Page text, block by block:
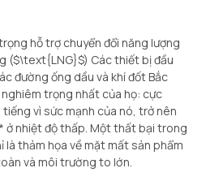
hỗ trợ chuyển đổi năng lượng
($\text{LNG}$) Các thiết bị đầu
đường ống dầu và khí đốt Bắc
trọng nhất của họ: cực
vì sức mạnh của nó, trở nên
ở nhiệt độ thấp. Một thất bại trong
là thảm họa về mặt mất sản phẩm
và môi trường to lớn.